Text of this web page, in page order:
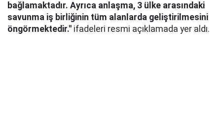
bağlamaktadır. Ayrıca anlaşma, 3 ülke arasındaki
savunma iş birliğinin tüm alanlarda geliştirilmesini
öngörmektedir." ifadeleri resmi açıklamada yer aldı.